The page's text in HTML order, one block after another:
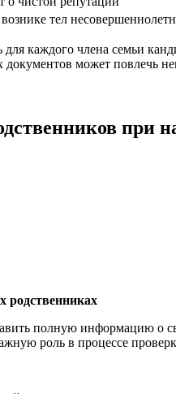
тел
каждого члена семьи
может повлечь
при
родственниках
полную информацию о
роль в процессе